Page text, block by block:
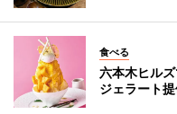
食べる
六本木ヒル
ジェラート